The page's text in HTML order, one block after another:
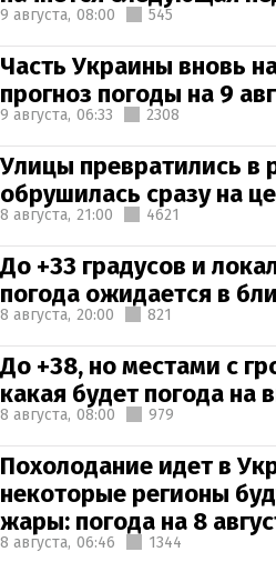
9 августа, 08:00 545
Часть Украины вновь
прогноз погоды на 9
9 августа, 06:33 2308
Улицы превратились в
обрушилась сразу на
8 августа, 21:00 4621
До +33 градусов и
погода ожидается в
8 августа, 20:00 821
До +38, но местами с
какая будет погода на
8 августа, 08:00 979
Похолодание идет в
некоторые регионы
жары: погода на 8
8 августа, 06:46 1344